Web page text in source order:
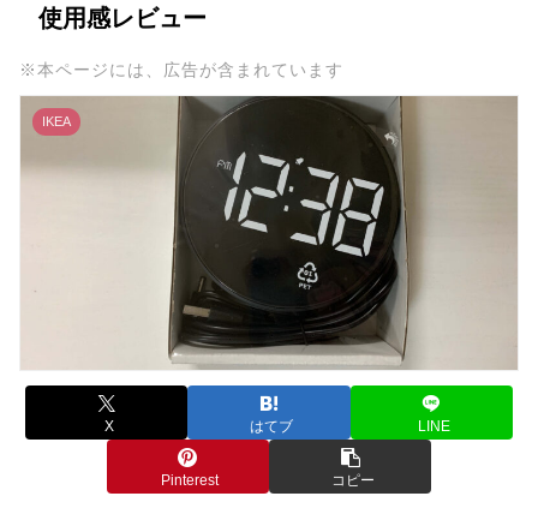
使用感レビュー
※本ページには、広告が含まれています
IKEA
X はてブ LINE
Pinterest コピー